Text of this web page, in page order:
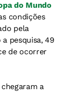
do Mundo
condições
pela
pesquisa, 49
de ocorrer
a